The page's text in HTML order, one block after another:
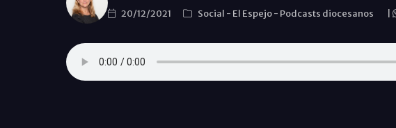
20/12/2021 Social - El Espejo- Podcasts diocesanos